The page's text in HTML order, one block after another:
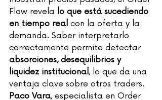
Flow revela lo que está sucediendo
en tiempo real con la oferta y la
demanda. Saber interpretarlo
correctamente permite detectar
absorciones, desequilibrios y
liquidez institucional, lo que da una
ventaja clave sobre otros traders.
Paco Vara, especialista en Order